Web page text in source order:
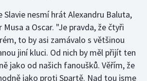
Slavie nesmí hrát Alexandru Baluta,
a Oscar. "Je pravda, že čtyři
to by asi zamávalo s většinou
jiní kluci. Od nich by měl přijít ten
jako od našich fanoušků. Věřím, že
jako proti Spartě. Nad tou jsme